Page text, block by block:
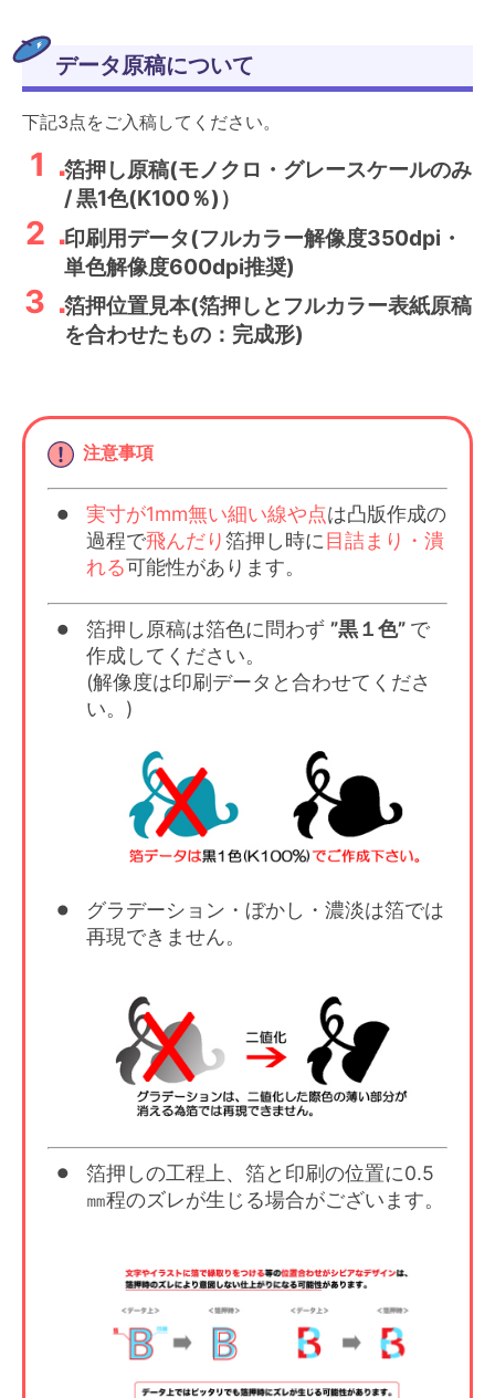
データ原稿について
下記3点をご入稿してください。
箔押し原稿(モノクロ・グレースケールのみ
/ 黒1色(K100％)）
印刷用データ(フルカラー解像度350dpi・
単色解像度600dpi推奨)
箔押位置見本(箔押しとフルカラー表紙原稿
を合わせたもの：完成形)
注意事項
実寸が1mm無い細い線や点は凸版作成の
過程で飛んだり箔押し時に目詰まり・潰
れる可能性があります。
箔押し原稿は箔色に問わず”黒１色” で
作成してください。
(解像度は印刷データと合わせてくださ
い。)
グラデーション・ぼかし・濃淡は箔では
再現できません。
箔押しの工程上、箔と印刷の位置に0.5
㎜程のズレが生じる場合がございます。